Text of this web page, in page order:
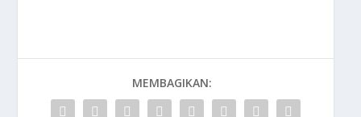
MEMBAGIKAN: